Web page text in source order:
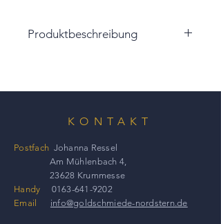
Produktbeschreibung
KONTAKT
Postfach Johanna Ressel
Am Mühlenbach 4,
23628 Krummesse
Handy 0163-641-9202
Email info@goldschmiede-nordstern.de